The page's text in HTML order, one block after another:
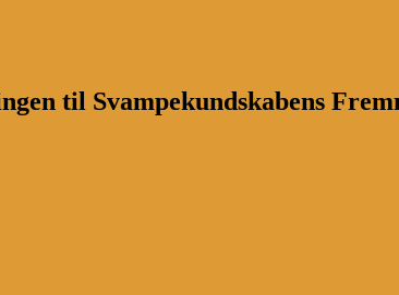
til Svampekundskabens